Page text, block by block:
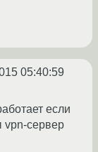
05:40:59
если
vpn-сервер